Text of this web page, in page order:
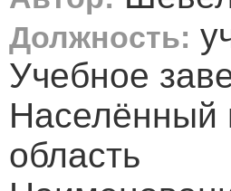
Должность:
Учебное
Населённый
область